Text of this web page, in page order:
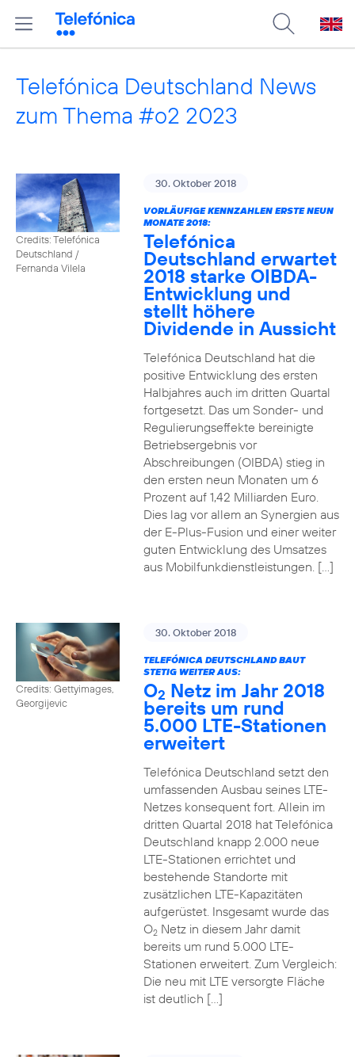
Telefónica Deutschland News
zum Thema #o2 2023
Credits: Telefónica
Deutschland /
Fernanda Vilela
30. Oktober 2018
VORLÄUFIGE KENNZAHLEN ERSTE NEUN
MONATE 2018:
Telefónica
Deutschland erwartet
2018 starke OIBDA-
Entwicklung und
stellt höhere
Dividende in Aussicht
Telefónica Deutschland hat die
positive Entwicklung des ersten
Halbjahres auch im dritten Quartal
fortgesetzt. Das um Sonder- und
Regulierungseffekte bereinigte
Betriebsergebnis vor
Abschreibungen (OIBDA) stieg in
den ersten neun Monaten um 6
Prozent auf 1,42 Milliarden Euro.
Dies lag vor allem an Synergien aus
der E-Plus-Fusion und einer weiter
guten Entwicklung des Umsatzes
aus Mobilfunkdienstleistungen. […]
Credits: Gettyimages,
Georgijevic
30. Oktober 2018
TELEFÓNICA DEUTSCHLAND BAUT
STETIG WEITER AUS:
O2 Netz im Jahr 2018
bereits um rund
5.000 LTE-Stationen
erweitert
Telefónica Deutschland setzt den
umfassenden Ausbau seines LTE-
Netzes konsequent fort. Allein im
dritten Quartal 2018 hat Telefónica
Deutschland knapp 2.000 neue
LTE-Stationen errichtet und
bestehende Standorte mit
zusätzlichen LTE-Kapazitäten
aufgerüstet. Insgesamt wurde das
O2Netz in diesem Jahr damit
bereits um rund 5.000 LTE-
Stationen erweitert. Zum Vergleich:
Die neu mit LTE versorgte Fläche
ist deutlich […]